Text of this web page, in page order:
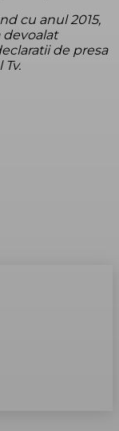
cu anul 2015,
devoalat
de presa